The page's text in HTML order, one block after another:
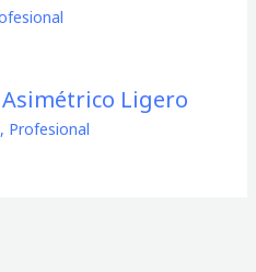
Ligero
, Profesional